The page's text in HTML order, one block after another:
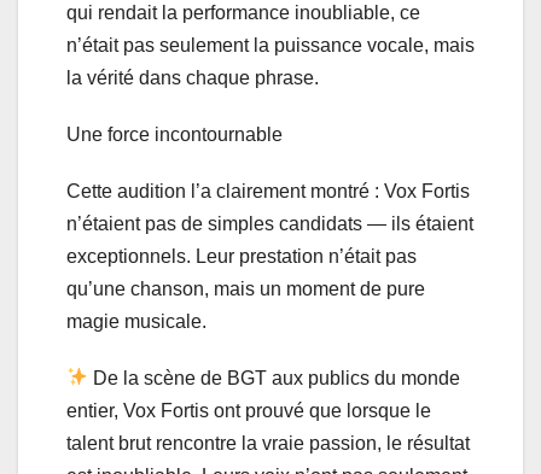
qui rendait la performance inoubliable, ce
n’était pas seulement la puissance vocale, mais
la vérité dans chaque phrase.
Une force incontournable
Cette audition l’a clairement montré : Vox Fortis
n’étaient pas de simples candidats — ils étaient
exceptionnels. Leur prestation n’était pas
qu’une chanson, mais un moment de pure
magie musicale.
De la scène de BGT aux publics du monde
entier, Vox Fortis ont prouvé que lorsque le
talent brut rencontre la vraie passion, le résultat